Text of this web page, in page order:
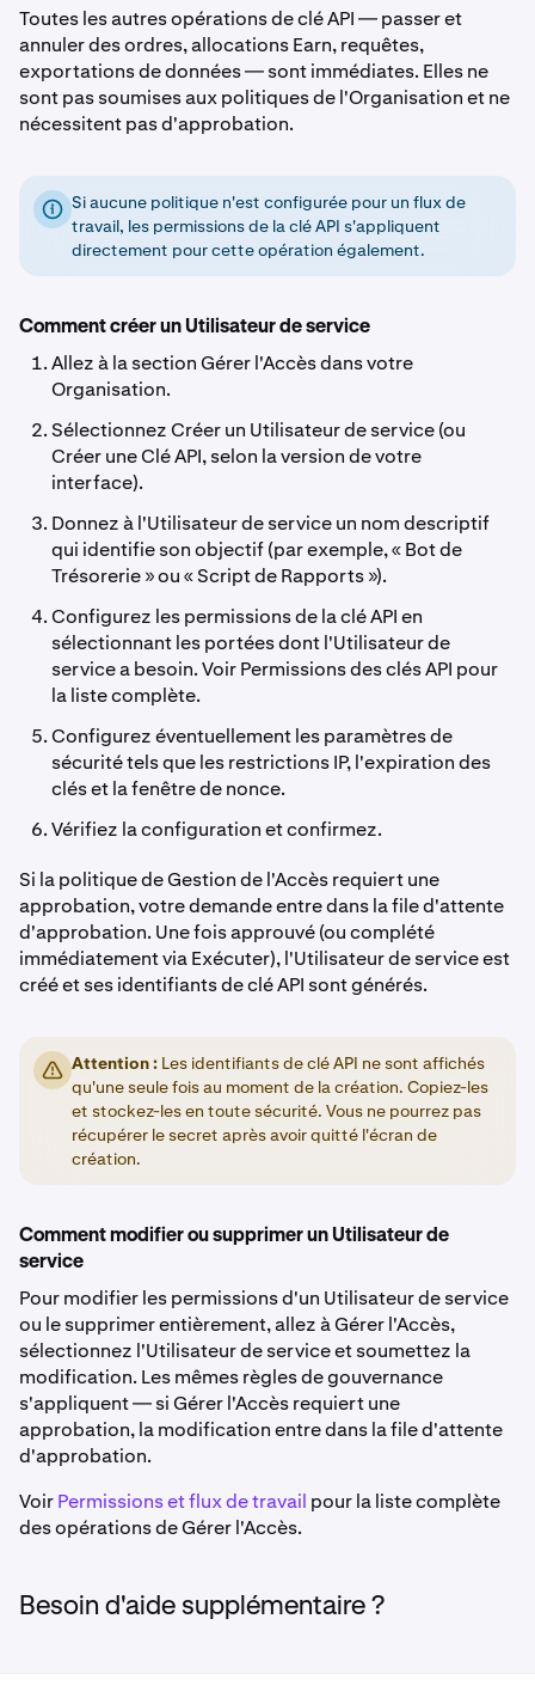
Toutes les autres opérations de clé API — passer et
annuler des ordres, allocations Earn, requêtes,
exportations de données — sont immédiates. Elles ne
sont pas soumises aux politiques de l'Organisation et ne
nécessitent pas d'approbation.
Si aucune politique n'est configurée pour un flux de
travail, les permissions de la clé API s'appliquent
directement pour cette opération également.
Comment créer un Utilisateur de service
Allez à la section Gérer l'Accès dans votre
Organisation.
Sélectionnez Créer un Utilisateur de service (ou
Créer une Clé API, selon la version de votre
interface).
Donnez à l'Utilisateur de service un nom descriptif
qui identifie son objectif (par exemple, « Bot de
Trésorerie » ou « Script de Rapports »).
Configurez les permissions de la clé API en
sélectionnant les portées dont l'Utilisateur de
service a besoin. Voir Permissions des clés API pour
la liste complète.
Configurez éventuellement les paramètres de
sécurité tels que les restrictions IP, l'expiration des
clés et la fenêtre de nonce.
Vérifiez la configuration et confirmez.
Si la politique de Gestion de l'Accès requiert une
approbation, votre demande entre dans la file d'attente
d'approbation. Une fois approuvé (ou complété
immédiatement via Exécuter), l'Utilisateur de service est
créé et ses identifiants de clé API sont générés.
Attention : Les identifiants de clé API ne sont affichés
qu'une seule fois au moment de la création. Copiez-les
et stockez-les en toute sécurité. Vous ne pourrez pas
récupérer le secret après avoir quitté l'écran de
création.
Comment modifier ou supprimer un Utilisateur de
service
Pour modifier les permissions d'un Utilisateur de service
ou le supprimer entièrement, allez à Gérer l'Accès,
sélectionnez l'Utilisateur de service et soumettez la
modification. Les mêmes règles de gouvernance
s'appliquent — si Gérer l'Accès requiert une
approbation, la modification entre dans la file d'attente
d'approbation.
VoirPermissions et flux de travail pour la liste complète
des opérations de Gérer l'Accès.
Besoin d'aide supplémentaire ?